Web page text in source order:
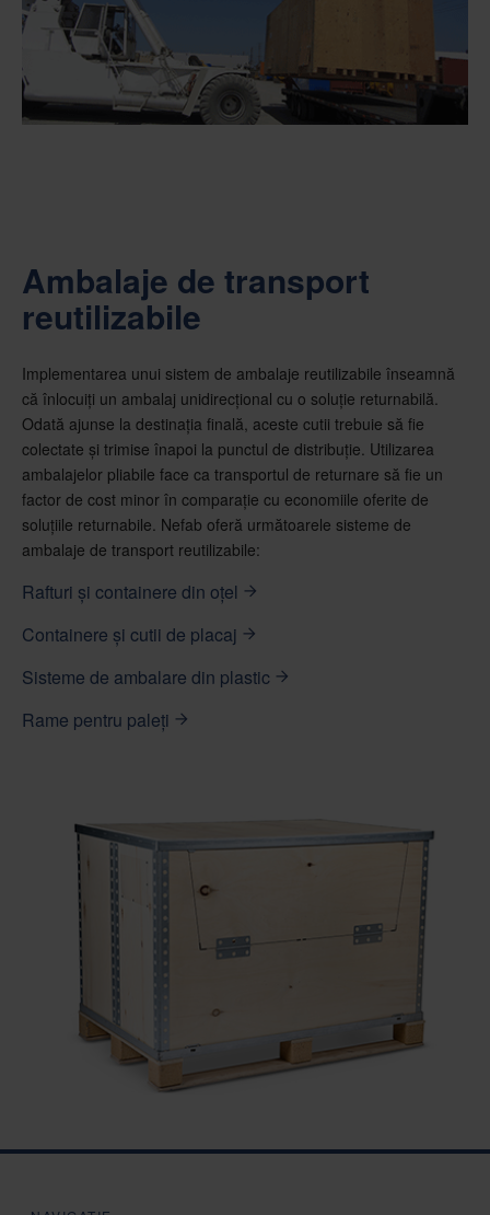
Ambalaje de transport
reutilizabile
Implementarea unui sistem de ambalaje reutilizabile înseamnă
că înlocuiți un ambalaj unidirecțional cu o soluție returnabilă.
Odată ajunse la destinația finală, aceste cutii trebuie să fie
colectate și trimise înapoi la punctul de distribuție. Utilizarea
ambalajelor pliabile face ca transportul de returnare să fie un
factor de cost minor în comparație cu economiile oferite de
soluțiile returnabile. Nefab oferă următoarele sisteme de
ambalaje de transport reutilizabile:
Rafturi și containere din oțel
Containere și cutii de placaj
Sisteme de ambalare din plastic
Rame pentru paleți